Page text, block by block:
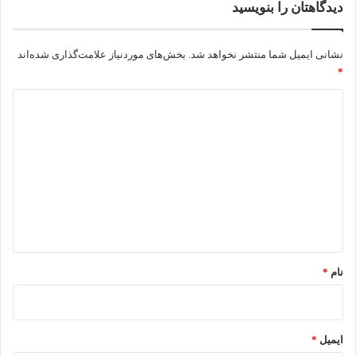
ظرفشویی‌های ایستاده، محبوب‌ترین و پرطرفدارترین مدل‌ها هستند
که به‌صورت مستقل در فضای آشپزخانه قرار می‌گیرند. دستگاه‌های
ایستاده، قابلیت جابه‌جایی دارند که برای مستأجران بسیار مناسب
است و معمولا ظرفیت بالاتری برای خانواده‌های پرجمعیت ارائه
دیدگاهتان را بنویسید
نشانی ایمیل شما منتشر نخواهد شد. بخش‌های موردنیاز علامت‌گذاری شده‌اند
*
نام *
ایمیل *